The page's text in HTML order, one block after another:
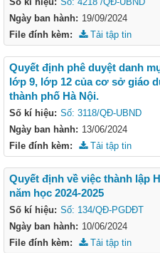
Ngày ban hành: 19/09/2024
File đính kèm: Tải tập tin
Số kí hiệu: Số: 3118/QĐ-UBND
Ngày ban hành: 13/06/2024
Quyết định phê duyệt danh
lớp 9, lớp 12 của cơ sở giáo
thành phố Hà Nội.
File đính kèm: Tải tập tin
Số kí hiệu: Số: 134/QĐ-PGDĐT
Ngày ban hành: 10/06/2024
Quyết định về việc thành lập
năm học 2024-2025
File đính kèm: Tải tập tin